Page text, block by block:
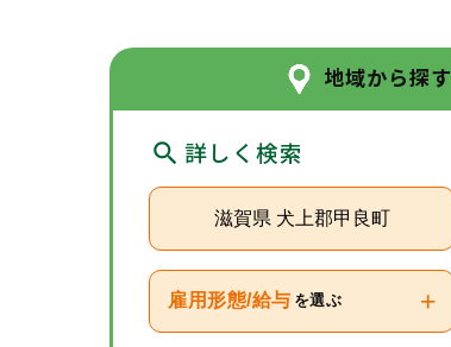
地域から探す
詳しく検索
滋賀県 犬上郡甲良町
雇用形態/給与 を選ぶ +